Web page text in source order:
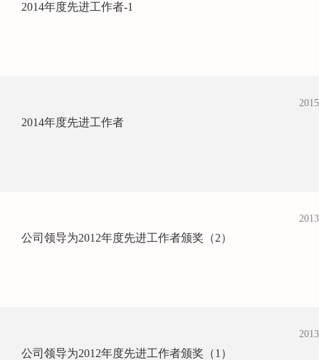
2014年度先进工作者-1
2014年度先进工作者
公司领导为2012年度先进工作者颁奖（2）
公司领导为2012年度先进工作者颁奖（1）